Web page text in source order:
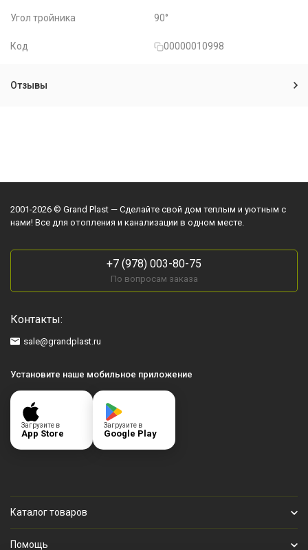
Угол тройника 90°
Код 00000010998
Отзывы
2001-2026 © Grand Plast — Сделайте свой дом теплым и уютным с
нами! Все для отопления и канализации в одном месте.
+7 (978) 003-80-75
По вопросам заказа
Контакты:
sale@grandplast.ru
Установите наше мобильное приложение
Загрузите в
App Store
Загрузите в
Google Play
Каталог товаров
Помощь